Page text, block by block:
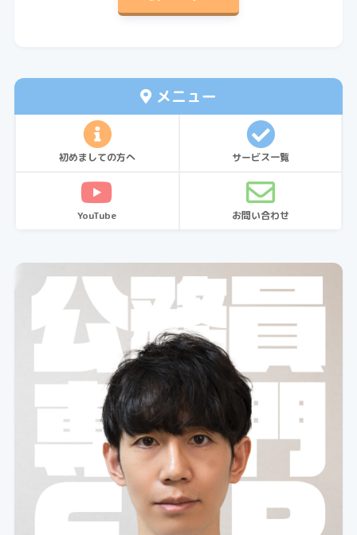
メニュー
初めましての方へ サービス一覧
YouTube お問い合わせ